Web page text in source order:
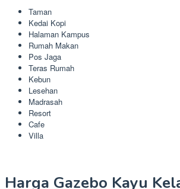
Taman
Kedai Kopi
Halaman Kampus
Rumah Makan
Pos Jaga
Teras Rumah
Kebun
Lesehan
Madrasah
Resort
Cafe
Villa
Harga Gazebo Kayu